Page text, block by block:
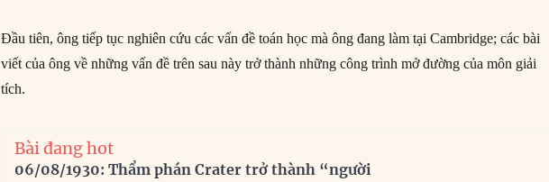
Đầu tiên, ông tiếp tục nghiên cứu các vấn đề toán học mà ông đang làm tại Cambridge; các bài
viết của ông về những vấn đề trên sau này trở thành những công trình mở đường của môn giải
tích.
Bài đang hot
06/08/1930: Thẩm phán Crater trở thành “người